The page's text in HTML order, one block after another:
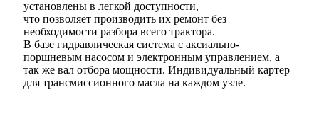
установлены в легкой доступности,
что позволяет производить их ремонт без
необходимости разбора всего трактора.
В базе гидравлическая система с аксиально-
поршневым насосом и электронным управлением, а
так же вал отбора мощности. Индивидуальный картер
для трансмиссионного масла на каждом узле.